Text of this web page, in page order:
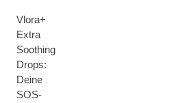
Vlora+
Extra
Soothing
Drops:
Deine
SOS-